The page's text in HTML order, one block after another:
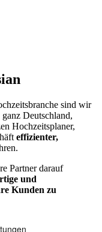
sind wir
ganz Deutschland,
Hochzeitsplaner,
effizienter,
Partner darauf
und
Kunden zu